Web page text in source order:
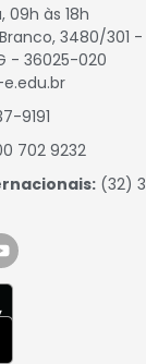
09h às 18h
3480/301 -
- 36025-020
9191
702 9232
(32)